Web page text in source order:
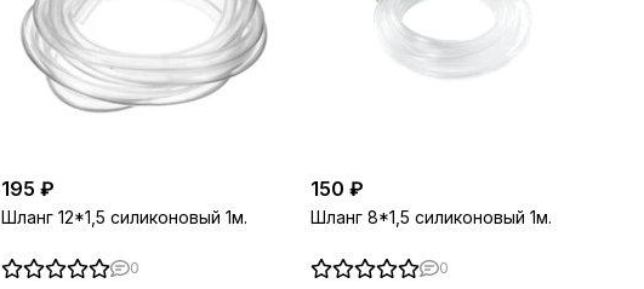
195 ₽
Шланг 12*1,5 силиконовый 1м.
0
150 ₽
Шланг 8*1,5 силиконовый 1м.
0